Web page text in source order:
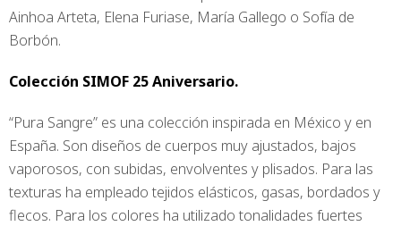
Ainhoa Arteta, Elena Furiase, María Gallego o Sofía de
Borbón.
Colección SIMOF 25 Aniversario.
“Pura Sangre” es una colección inspirada en México y en
España. Son diseños de cuerpos muy ajustados, bajos
vaporosos, con subidas, envolventes y plisados. Para las
texturas ha empleado tejidos elásticos, gasas, bordados y
flecos. Para los colores ha utilizado tonalidades fuertes